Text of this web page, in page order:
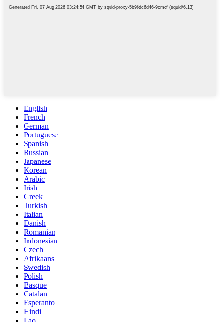
English
French
German
Portuguese
Spanish
Russian
Japanese
Korean
Arabic
Irish
Greek
Turkish
Italian
Danish
Romanian
Indonesian
Czech
Afrikaans
Swedish
Polish
Basque
Catalan
Esperanto
Hindi
Lao